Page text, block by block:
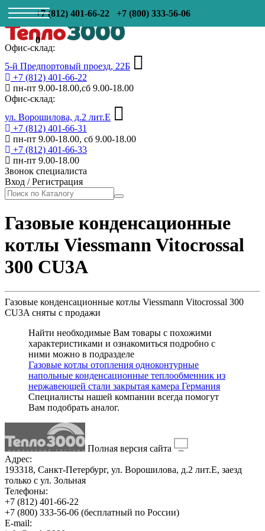
+7 (812) 401-66-22 +7 (800) 333-56-06
0
Офис-склад:
5-й Предпортовый проезд, 22Б
+7 (812) 401-66-22
пн-пт 9.00-18.00,сб 9.00-18.00
Офис-склад:
ул. Ворошилова, д.2 лит.Е
+7 (812) 401-66-31
пн-пт 9.00-18.00, сб 9.00-18.00
+7 (812) 401-66-33
пн-пт 9.00-18.00
Звонок специалиста
Вход /Регистрация
Газовые конденсационные
котлы Viessmann Vitocrossal
300 CU3A
Газовые конденсационные котлы Viessmann Vitocrossal 300
CU3A сняты с продажи
Найти необходимые Вам товары с похожими
характеристиками и ознакомиться подробно с
ними можно в подразделе
Газовые котлы отопления одноконтурные
напольные конденсационные теплообменник из
нержавеющей стали закрытая камера Германия
Специалисты нашей компании всегда помогут
Вам подобрать аналог.
Полная версия сайта
Адрес:
193318, Санкт-Петербург, ул. Ворошилова, д.2 лит.Е, заезд
только с ул. Зольная
Телефоны:
+7 (812) 401-66-22
+7 (800) 333-56-06 (бесплатный по России)
E-mail: